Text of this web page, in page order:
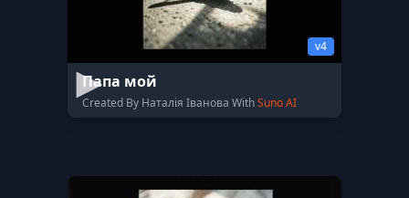
v4
Папа мой
Created By Наталія Іванова WithSuno AI